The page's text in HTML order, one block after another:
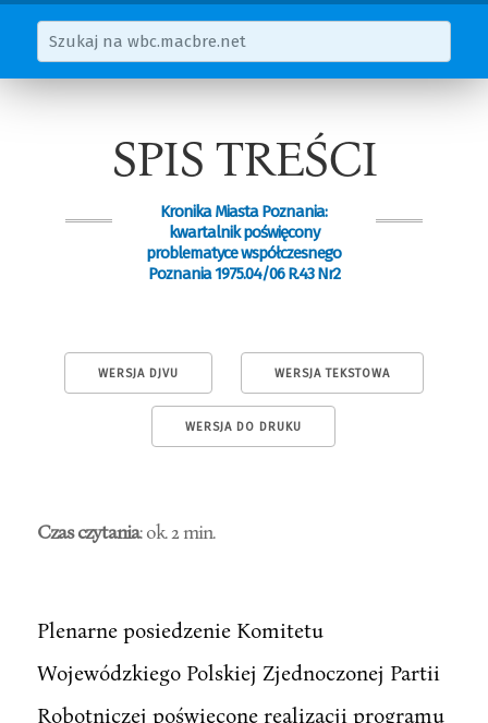
SPIS TREŚCI
Kronika Miasta Poznania:
kwartalnik poświęcony
problematyce współczesnego
Poznania 1975.04/06 R.43 Nr2
WERSJA DJVU WERSJA TEKSTOWA
WERSJA DO DRUKU
Czas czytania: ok. 2 min.
Plenarne posiedzenie Komitetu
Wojewódzkiego Polskiej Zjednoczonej Partii
Robotniczej poświęcone realizacji programu